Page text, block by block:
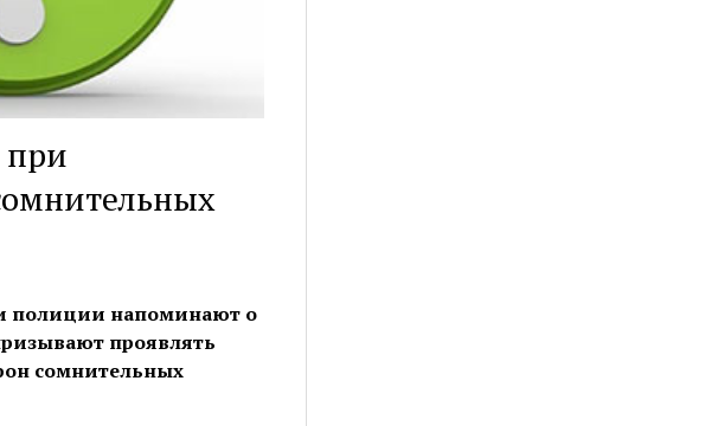
при
полиции напоминают о
проявлять
сомнительных